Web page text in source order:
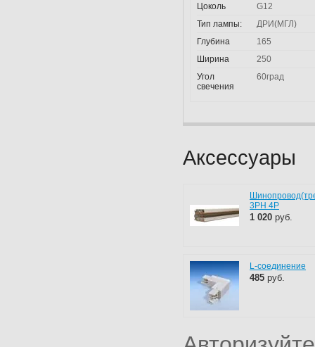
Цоколь
G12
Тип лампы:
ДРИ(МГЛ)
Глубина
165
Ширина
250
Угол
свечения
60град
Аксессуары
3PH 4P
1 020 руб.
L-соединение
485 руб.